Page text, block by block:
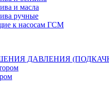
и масла
ручные
к насосам ГСМ
ДАВЛЕНИЯ